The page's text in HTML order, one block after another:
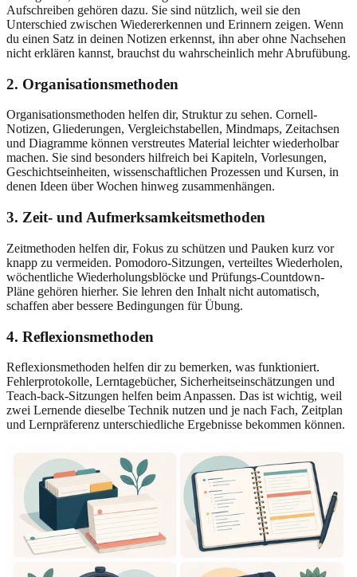
Aufschreiben gehören dazu. Sie sind nützlich, weil sie den
Unterschied zwischen Wiedererkennen und Erinnern zeigen. Wenn
du einen Satz in deinen Notizen erkennst, ihn aber ohne Nachsehen
nicht erklären kannst, brauchst du wahrscheinlich mehr Abrufübung.
2. Organisationsmethoden
Organisationsmethoden helfen dir, Struktur zu sehen. Cornell-
Notizen, Gliederungen, Vergleichstabellen, Mindmaps, Zeitachsen
und Diagramme können verstreutes Material leichter wiederholbar
machen. Sie sind besonders hilfreich bei Kapiteln, Vorlesungen,
Geschichtseinheiten, wissenschaftlichen Prozessen und Kursen, in
denen Ideen über Wochen hinweg zusammenhängen.
3. Zeit- und Aufmerksamkeitsmethoden
Zeitmethoden helfen dir, Fokus zu schützen und Pauken kurz vor
knapp zu vermeiden. Pomodoro-Sitzungen, verteiltes Wiederholen,
wöchentliche Wiederholungsblöcke und Prüfungs-Countdown-
Pläne gehören hierher. Sie lehren den Inhalt nicht automatisch,
schaffen aber bessere Bedingungen für Übung.
4. Reflexionsmethoden
Reflexionsmethoden helfen dir zu bemerken, was funktioniert.
Fehlerprotokolle, Lerntagebücher, Sicherheitseinschätzungen und
Teach-back-Sitzungen helfen beim Anpassen. Das ist wichtig, weil
zwei Lernende dieselbe Technik nutzen und je nach Fach, Zeitplan
und Lernpräferenz unterschiedliche Ergebnisse bekommen können.